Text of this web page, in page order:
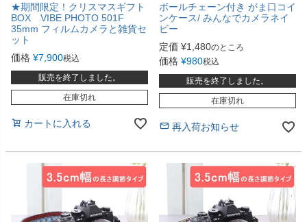
★期間限定！クリスマスギフト
BOX VIBE PHOTO 501F
35mm フィルムカメラと雑貨セ
ット
価格 ¥7,900税込
販売を終了しました。
在庫切れ
カートに入れる
ボールチェーン付き がま口コイ
ンケース/ みんなでカメラネイ
ビー
定価 ¥1,480のところ
価格 ¥980税込
販売を終了しました。
在庫切れ
再入荷お知らせ